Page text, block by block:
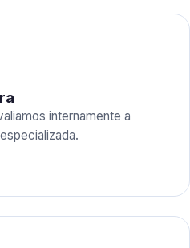
internamente a